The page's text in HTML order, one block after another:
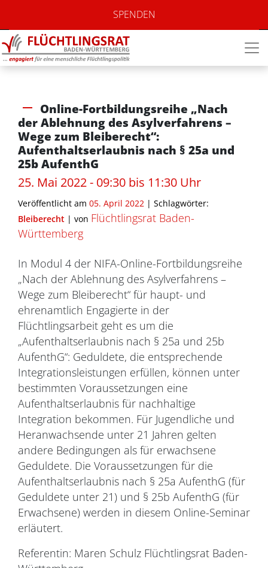
SPENDEN
Online-Fortbildungsreihe „Nach
der Ablehnung des Asylverfahrens –
Wege zum Bleiberecht“:
Aufenthaltserlaubnis nach § 25a und
25b AufenthG
25. Mai 2022 - 09:30 bis 11:30 Uhr
Veröffentlicht am 05. April 2022 | Schlagwörter:
Bleiberecht | von Flüchtlingsrat Baden-
Württemberg
In Modul 4 der NIFA-Online-Fortbildungsreihe
„Nach der Ablehnung des Asylverfahrens –
Wege zum Bleiberecht“ für haupt- und
ehrenamtlich Engagierte in der
Flüchtlingsarbeit geht es um die
„Aufenthaltserlaubnis nach § 25a und 25b
AufenthG“: Geduldete, die entsprechende
Integrationsleistungen erfüllen, können unter
bestimmten Voraussetzungen eine
Aufenthaltserlaubnis für nachhaltige
Integration bekommen. Für Jugendliche und
Heranwachsende unter 21 Jahren gelten
andere Bedingungen als für erwachsene
Geduldete. Die Voraussetzungen für die
Aufenthaltserlaubnis nach § 25a AufenthG (für
Geduldete unter 21) und § 25b AufenthG (für
Erwachsene) werden in diesem Online-Seminar
erläutert.
Referentin: Maren Schulz Flüchtlingsrat Baden-